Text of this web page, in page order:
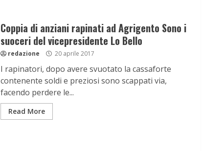
Coppia di anziani rapinati ad Agrigento Sono i
suoceri del vicepresidente Lo Bello
redazione 20 aprile 2017
I rapinatori, dopo avere svuotato la cassaforte
contenente soldi e preziosi sono scappati via,
facendo perdere le...
Read More